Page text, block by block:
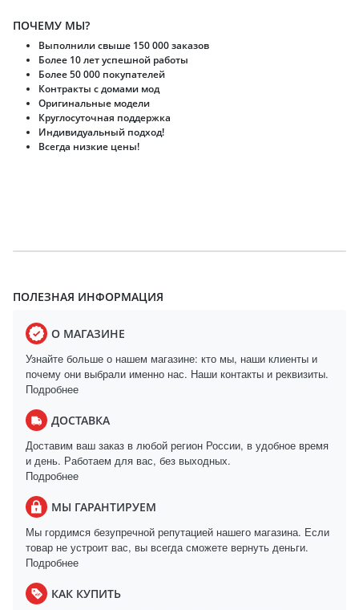
ПОЧЕМУ МЫ?
Выполнили свыше 150 000 заказов
Более 10 лет успешной работы
Более 50 000 покупателей
Контракты с домами мод
Оригинальные модели
Круглосуточная поддержка
Индивидуальный подход!
Всегда низкие цены!
ПОЛЕЗНАЯ ИНФОРМАЦИЯ
О МАГАЗИНЕ
Узнайте больше о нашем магазине: кто мы, наши клиенты и
почему они выбрали именно нас. Наши контакты и реквизиты.
Подробнее
ДОСТАВКА
Доставим ваш заказ в любой регион России, в удобное время
и день. Работаем для вас, без выходных.
Подробнее
МЫ ГАРАНТИРУЕМ
Мы гордимся безупречной репутацией нашего магазина. Если
товар не устроит вас, вы всегда сможете вернуть деньги.
Подробнее
КАК КУПИТЬ